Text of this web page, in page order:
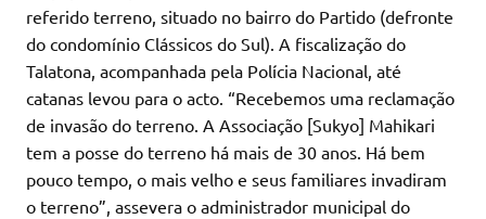
referido terreno, situado no bairro do Partido (defronte
do condomínio Clássicos do Sul). A fiscalização do
Talatona, acompanhada pela Polícia Nacional, até
catanas levou para o acto. “Recebemos uma reclamação
de invasão do terreno. A Associação [Sukyo] Mahikari
tem a posse do terreno há mais de 30 anos. Há bem
pouco tempo, o mais velho e seus familiares invadiram
o terreno”, assevera o administrador municipal do